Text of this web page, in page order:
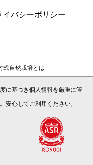
イバシーポリシー
式自然栽培とは
に基づき個人情報を厳重に管
安心してご利用ください。